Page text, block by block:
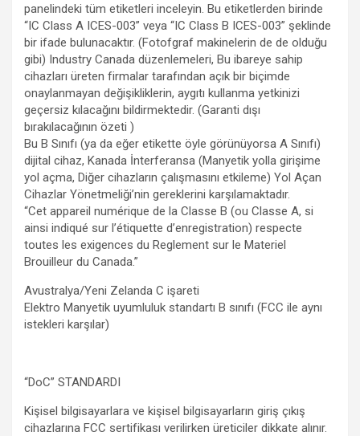
panelindeki tüm etiketleri inceleyin. Bu etiketlerden birinde
“IC Class A ICES-003” veya “IC Class B ICES-003” şeklinde
bir ifade bulunacaktır. (Fotofgraf makinelerin de de olduğu
gibi) Industry Canada düzenlemeleri, Bu ibareye sahip
cihazları üreten firmalar tarafından açık bir biçimde
onaylanmayan değişikliklerin, aygıtı kullanma yetkinizi
geçersiz kılacağını bildirmektedir. (Garanti dışı
bırakılacağının özeti )
Bu B Sınıfı (ya da eğer etikette öyle görünüyorsa A Sınıfı)
dijital cihaz, Kanada İnterferansa (Manyetik yolla girişime
yol açma, Diğer cihazların çalışmasını etkileme) Yol Açan
Cihazlar Yönetmeliği’nin gereklerini karşılamaktadır.
“Cet appareil numérique de la Classe B (ou Classe A, si
ainsi indiqué sur l’étiquette d’enregistration) respecte
toutes les exigences du Reglement sur le Materiel
Brouilleur du Canada.”
Avustralya/Yeni Zelanda C işareti
Elektro Manyetik uyumluluk standartı B sınıfı (FCC ile aynı
istekleri karşılar)
“DoC” STANDARDI
Kişisel bilgisayarlara ve kişisel bilgisayarların giriş çıkış
cihazlarına FCC sertifikası verilirken üreticiler dikkate alınır.